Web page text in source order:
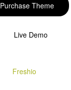
Purchase Theme
Live Demo
Freshio